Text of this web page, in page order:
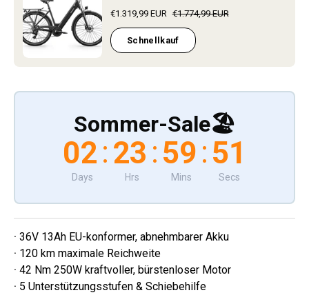
€1.319,99 EUR €1.774,99 EUR
Schnellkauf
Sommer-Sale🏖️
02:23 :59:48
Days Hrs Mins Secs
· 36V 13Ah EU-konformer, abnehmbarer Akku
· 120 km maximale Reichweite
· 42 Nm 250W kraftvoller, bürstenloser Motor
· 5 Unterstützungsstufen & Schiebehilfe